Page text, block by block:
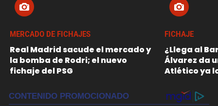
MERCADO DE FICHAJES
Real Madrid sacude el mercado y
la bomba de Rodri; el nuevo
fichaje del PSG
FICHAJE
¿Llega al
Álvarez da
Atlético ya